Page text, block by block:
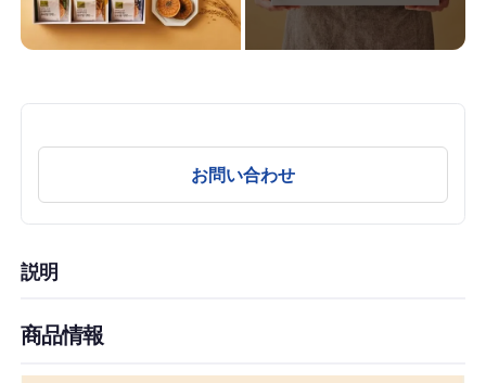
お問い合わせ
説明
商品情報